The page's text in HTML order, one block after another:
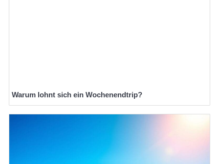
Warum lohnt sich ein Wochenendtrip?